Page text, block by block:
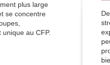
plus large
se concentre
au CFP.